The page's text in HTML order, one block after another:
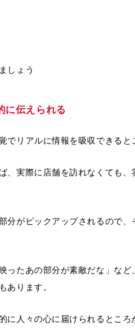
しょう
に伝えられる
でリアルに情報を吸収できると
、実際に店舗を訪れなくても
分がピックアップされるので
ったあの部分が素敵だな」な
あります。
に人々の心に届けられるとこ